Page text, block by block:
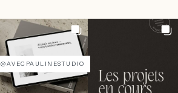
@AVECPAULINESTUDIO